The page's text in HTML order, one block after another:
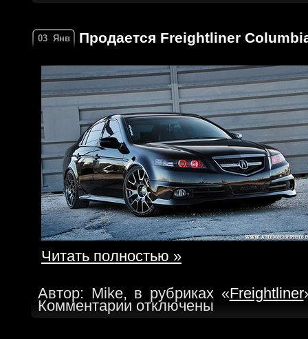
03 Янв Продается Freightliner
Читать полностью »
Автор: Mike, в рубриках «Freightliner
Комментарии отключены